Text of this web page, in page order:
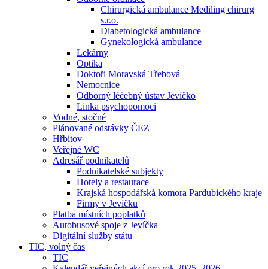
Chirurgická ambulance Mediling chirurg
s.r.o.
Diabetologická ambulance
Gynekologická ambulance
Lekárny
Optika
Doktoři Moravská Třebová
Nemocnice
Odborný léčebný ústav Jevíčko
Linka psychopomoci
Vodné, stočné
Plánované odstávky ČEZ
Hřbitov
Veřejné WC
Adresář podnikatelů
Podnikatelské subjekty
Hotely a restaurace
Krajská hospodářská komora Pardubického kraje
Firmy v Jevíčku
Platba místních poplatků
Autobusové spoje z Jevíčka
Digitální služby státu
TIC, volný čas
TIC